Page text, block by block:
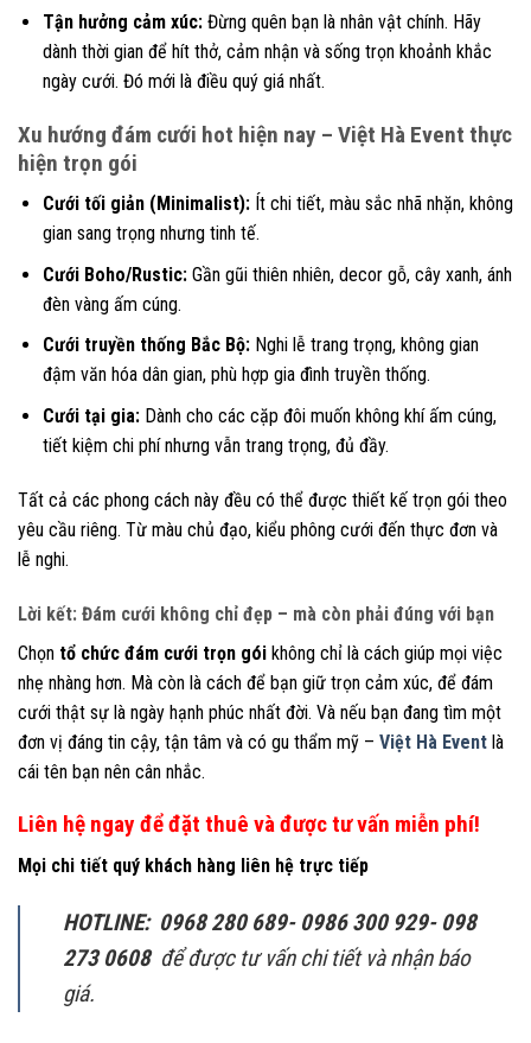
Tận hưởng cảm xúc:Đừng quên bạn là nhân vật chính. Hãy
dành thời gian để hít thở, cảm nhận và sống trọn khoảnh khắc
ngày cưới. Đó mới là điều quý giá nhất.
Xu hướng đám cưới hot hiện nay – Việt Hà Event thực
hiện trọn gói
Cưới tối giản (Minimalist):Ít chi tiết, màu sắc nhã nhặn, không
gian sang trọng nhưng tinh tế.
Cưới Boho/Rustic:Gần gũi thiên nhiên, decor gỗ, cây xanh, ánh
đèn vàng ấm cúng.
Cưới truyền thống Bắc Bộ:Nghi lễ trang trọng, không gian
đậm văn hóa dân gian, phù hợp gia đình truyền thống.
Cưới tại gia:Dành cho các cặp đôi muốn không khí ấm cúng,
tiết kiệm chi phí nhưng vẫn trang trọng, đủ đầy.
Tất cả các phong cách này đều có thể được thiết kế trọn gói theo
yêu cầu riêng. Từ màu chủ đạo, kiểu phông cưới đến thực đơn và
lễ nghi.
Lời kết: Đám cưới không chỉ đẹp – mà còn phải đúng với bạn
Chọn tổ chức đám cưới trọn gói không chỉ là cách giúp mọi việc
nhẹ nhàng hơn. Mà còn là cách để bạn giữ trọn cảm xúc, để đám
cưới thật sự là ngày hạnh phúc nhất đời. Và nếu bạn đang tìm một
đơn vị đáng tin cậy, tận tâm và có gu thẩm mỹ – Việt Hà Event là
cái tên bạn nên cân nhắc.
Liên hệ ngay để đặt thuê và được tư vấn miễn phí!
Mọi chi tiết quý khách hàng liên hệ trực tiếp
HOTLINE: 0968 280 689- 0986 300 929- 098
273 0608 để được tư vấn chi tiết và nhận báo
giá.